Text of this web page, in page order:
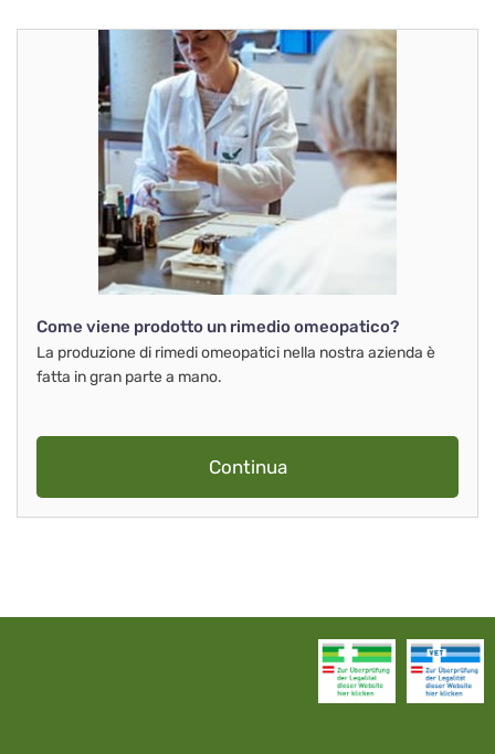
Come viene prodotto un rimedio omeopatico?
La produzione di rimedi omeopatici nella nostra azienda è
fatta in gran parte a mano.
Continua